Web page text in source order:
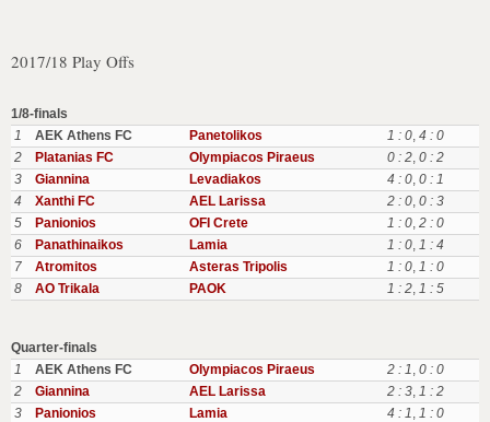
2017/18 Play Offs
1/8-finals
1
AEK Athens FC Panetolikos 1 : 0, 4 : 0
2
Platanias FC Olympiacos Piraeus 0 : 2, 0 : 2
3
Giannina Levadiakos 4 : 0, 0 : 1
4
Xanthi FC AEL Larissa 2 : 0, 0 : 3
5
Panionios OFI Crete 1 : 0, 2 : 0
6
Panathinaikos Lamia 1 : 0, 1 : 4
7
Atromitos Asteras Tripolis 1 : 0, 1 : 0
8
AO Trikala PAOK 1 : 2, 1 : 5
Quarter-finals
1
AEK Athens FC Olympiacos Piraeus 2 : 1, 0 : 0
2
Giannina AEL Larissa 2 : 3, 1 : 2
3
Panionios Lamia 4 : 1, 1 : 0